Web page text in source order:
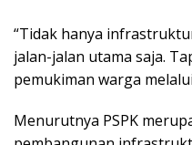
“Tidak hanya
jalan-jalan utama saja.
pemukiman warga
Menurutnya PSPK